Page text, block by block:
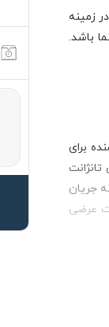
زمینه
باشد.
برای
جریان
عرضی